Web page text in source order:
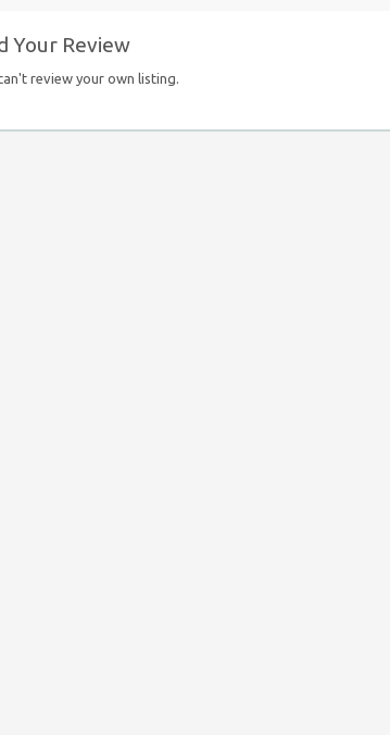
Your Review
review your own listing.